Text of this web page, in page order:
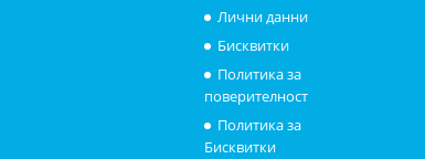
Лични данни
Бисквитки
Политика за
поверителност
Политика за
Бисквитки